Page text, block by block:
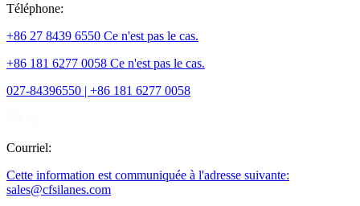
Téléphone:
+86 27 8439 6550 Ce n'est pas le cas.
+86 181 6277 0058 Ce n'est pas le cas.
027-84396550 | +86 181 6277 0058
Courriel:
Cette information est communiquée à l'adresse suivante:
sales@cfsilanes.com